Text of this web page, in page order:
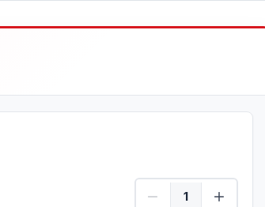
Взрослый Количество